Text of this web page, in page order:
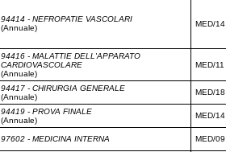
94414 - NEFROPATIE VASCOLARI
(Annuale)
MED/14
94416 - MALATTIE DELL'APPARATO
CARDIOVASCOLARE
(Annuale)
MED/11
94417 - CHIRURGIA GENERALE
(Annuale)
MED/18
94419 - PROVA FINALE
(Annuale)
MED/14
97602 - MEDICINA INTERNA MED/09